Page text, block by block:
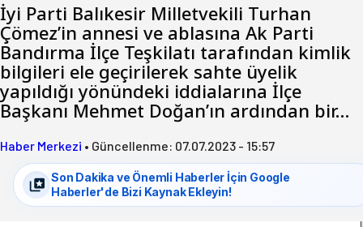
İyi Parti Balıkesir Milletvekili Turhan
Çömez’in annesi ve ablasına Ak Parti
Bandırma İlçe Teşkilatı tarafından kimlik
bilgileri ele geçirilerek sahte üyelik
yapıldığı yönündeki iddialarına İlçe
Başkanı Mehmet Doğan’ın ardından bir…
Haber Merkezi • Güncellenme: 07.07.2023 - 15:57
Son Dakika ve Önemli Haberler İçin Google
Haberler'de Bizi Kaynak Ekleyin!